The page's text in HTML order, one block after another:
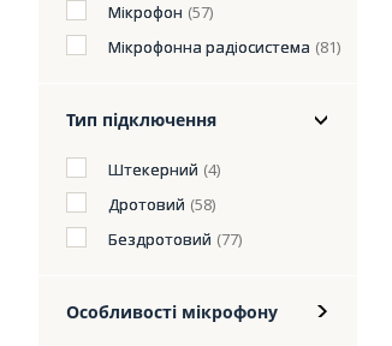
Мікрофон (57)
Мікрофонна радіосистема (81)
Тип підключення
Штекерний (4)
Дротовий (58)
Бездротовий (77)
Особливості мікрофону